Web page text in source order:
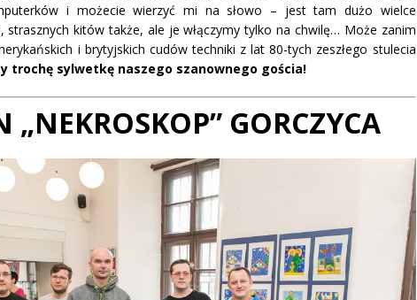
i możecie wierzyć mi na słowo – jest tam dużo wielce
strasznych kitów także, ale je włączymy tylko na chwilę… Może zanim
i brytyjskich cudów techniki z lat 80-tych zeszłego stulecia
trochę sylwetkę naszego szanownego gościa!
„NEKROSKOP” GORCZYCA